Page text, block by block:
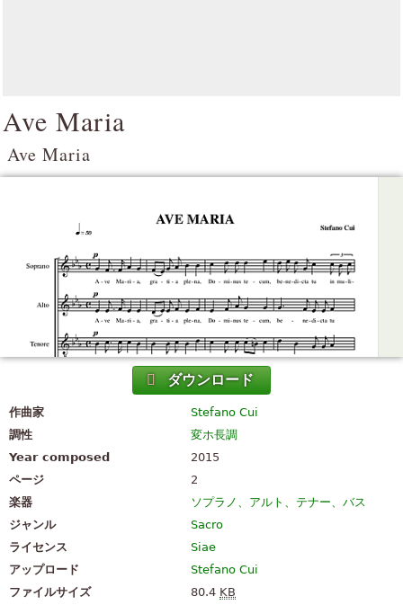
Ave Maria
Ave Maria
ダウンロード
作曲家
Stefano Cui
調性
変ホ長調
Year composed
2015
ページ
2
楽器
ソプラノ、アルト、テナー、バス
ジャンル
Sacro
ライセンス
Siae
アップロード
Stefano Cui
ファイルサイズ
80.4 KB